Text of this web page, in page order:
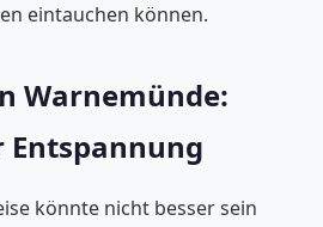
eintauchen können.
Warnemünde:
Entspannung
könnte nicht besser sein